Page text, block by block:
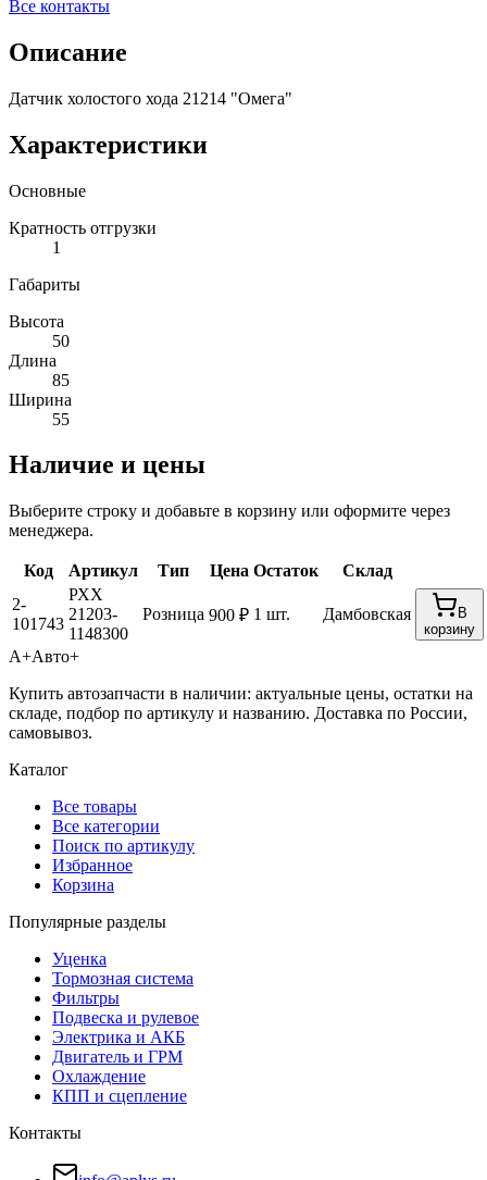
Все контакты
Описание
Датчик холостого хода 21214 "Омега"
Характеристики
Основные
Кратность отгрузки
1
Габариты
Высота
50
Длина
85
Ширина
55
Наличие и цены
Выберите строку и добавьте в корзину или оформите через
менеджера.
Код Артикул Тип Цена Остаток
Склад
2-
101743
РХХ
21203-
1148300
Розница 900 ₽ 1 шт. Дамбовская
В
корзину
А+Авто+
Купить автозапчасти в наличии: актуальные цены, остатки на
складе, подбор по артикулу и названию. Доставка по России,
самовывоз.
Каталог
Все товары
Все категории
Поиск по артикулу
Избранное
Корзина
Популярные разделы
Уценка
Тормозная система
Фильтры
Подвеска и рулевое
Электрика и АКБ
Двигатель и ГРМ
Охлаждение
КПП и сцепление
Контакты